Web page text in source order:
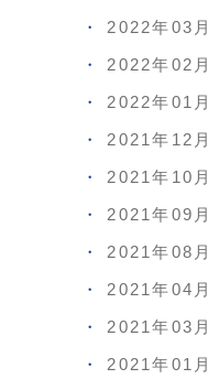
2022年03月
2022年02月
2022年01月
2021年12月
2021年10月
2021年09月
2021年08月
2021年04月
2021年03月
2021年01月